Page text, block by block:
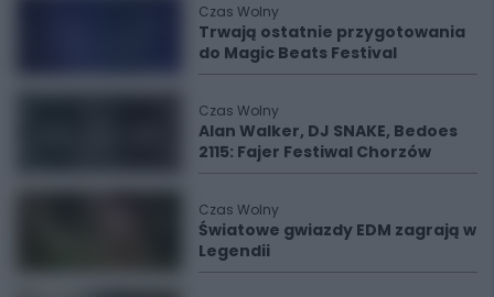
Czas Wolny
Trwają ostatnie przygotowania
do Magic Beats Festival
Czas Wolny
Alan Walker, DJ SNAKE, Bedoes
2115: Fajer Festiwal Chorzów
Czas Wolny
Światowe gwiazdy EDM zagrają w
Legendii